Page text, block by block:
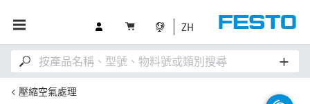
ZH
壓縮空氣處理